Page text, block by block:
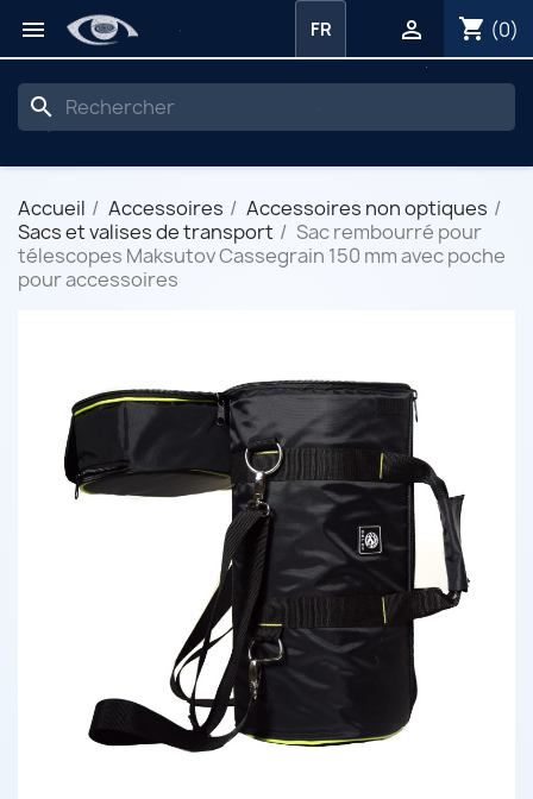
 shopping_cart (0)

FR
search
Accueil Accessoires
Accessoires non optiques
Sacs et valises de transport
Sac rembourré pour
télescopes Maksutov Cassegrain 150 mm avec poche
pour accessoires